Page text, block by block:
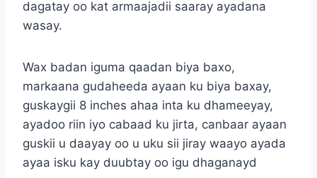
dagatay oo kat armaajadii saaray ayadana
wasay.
Wax badan iguma qaadan biya baxo,
markaana gudaheeda ayaan ku biya baxay,
guskaygii 8 inches ahaa inta ku dhameeyay,
ayadoo riin iyo cabaad ku jirta, canbaar ayaan
guskii u daayay oo u uku sii jiray waayo ayada
ayaa isku kay duubtay oo igu dhaganayd